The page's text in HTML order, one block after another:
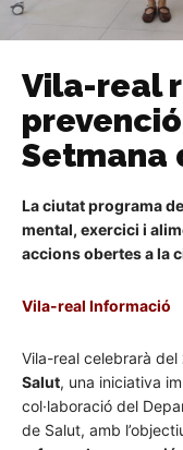
Vila-real
Setmana
La ciutat programa
mental, exercici i
accions obertes a la
Vila-real Informació
Vila-real celebrarà del
Salut, una iniciativa
col·laboració del
de Salut, amb